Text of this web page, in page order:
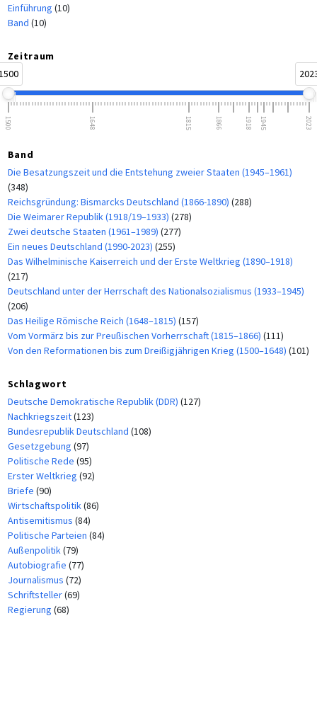
Einführung (10)
Band (10)
Zeitraum
1500 1648 1815 1866 1918 1945 2023
Band
Die Besatzungszeit und die Entstehung zweier Staaten (1945–1961)
(348)
Reichsgründung: Bismarcks Deutschland (1866-1890) (288)
Die Weimarer Republik (1918/19–1933) (278)
Zwei deutsche Staaten (1961–1989) (277)
Ein neues Deutschland (1990-2023) (255)
Das Wilhelminische Kaiserreich und der Erste Weltkrieg (1890–1918)
(217)
Deutschland unter der Herrschaft des Nationalsozialismus (1933–1945)
(206)
Das Heilige Römische Reich (1648–1815) (157)
Vom Vormärz bis zur Preußischen Vorherrschaft (1815–1866) (111)
Von den Reformationen bis zum Dreißigjährigen Krieg (1500–1648) (101)
Schlagwort
Deutsche Demokratische Republik (DDR) (127)
Nachkriegszeit(123)
Bundesrepublik Deutschland (108)
Gesetzgebung (97)
Politische Rede (95)
Erster Weltkrieg (92)
Briefe (90)
Wirtschaftspolitik(86)
Antisemitismus (84)
Politische Parteien (84)
Außenpolitik(79)
Autobiografie (77)
Journalismus (72)
Schriftsteller(69)
Regierung (68)